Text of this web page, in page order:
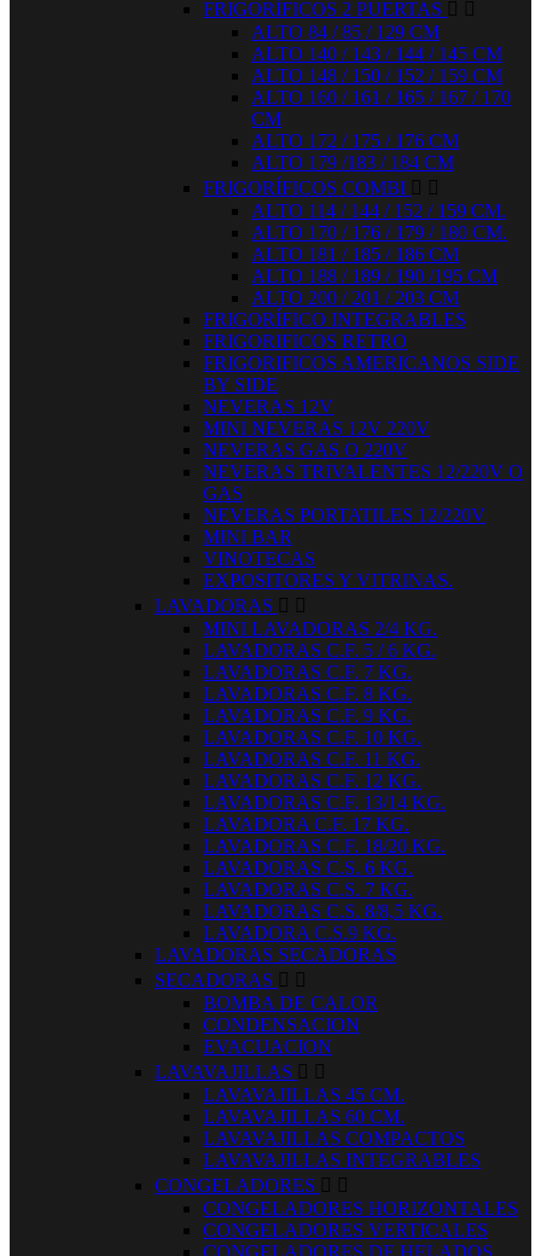
FRIGORÍFICOS 2 PUERTAS  
ALTO 84 / 85 / 129 CM
ALTO 140 / 143 / 144 / 145 CM
ALTO 148 / 150 / 152 / 159 CM
ALTO 160 / 161 / 165 / 167 / 170
CM
ALTO 172 / 175 / 176 CM
ALTO 179 /183 / 184 CM
FRIGORÍFICOS COMBI  
ALTO 114 / 144 / 152 / 159 CM.
ALTO 170 / 176 / 179 / 180 CM.
ALTO 181 / 185 / 186 CM
ALTO 188 / 189 / 190 /195 CM
ALTO 200 / 201 / 203 CM
FRIGORÍFICO INTEGRABLES
FRIGORIFICOS RETRO
FRIGORIFICOS AMERICANOS SIDE
BY SIDE
NEVERAS 12V
MINI NEVERAS 12V 220V
NEVERAS GAS O 220V
NEVERAS TRIVALENTES 12/220V O
GAS
NEVERAS PORTATILES 12/220V
MINI BAR
VINOTECAS
EXPOSITORES Y VITRINAS.
LAVADORAS  
MINI LAVADORAS 2/4 KG.
LAVADORAS C.F. 5 / 6 KG.
LAVADORAS C.F. 7 KG.
LAVADORAS C.F. 8 KG.
LAVADORAS C.F. 9 KG.
LAVADORAS C.F. 10 KG.
LAVADORAS C.F. 11 KG.
LAVADORAS C.F. 12 KG.
LAVADORAS C.F. 13/14 KG.
LAVADORA C.F. 17 KG.
LAVADORAS C.F. 18/20 KG.
LAVADORAS C.S. 6 KG.
LAVADORAS C.S. 7 KG.
LAVADORAS C.S. 8/8,5 KG.
LAVADORA C.S.9 KG.
LAVADORAS SECADORAS
SECADORAS  
BOMBA DE CALOR
CONDENSACION
EVACUACION
LAVAVAJILLAS  
LAVAVAJILLAS 45 CM.
LAVAVAJILLAS 60 CM.
LAVAVAJILLAS COMPACTOS
LAVAVAJILLAS INTEGRABLES
CONGELADORES  
CONGELADORES HORIZONTALES
CONGELADORES VERTICALES
CONGELADORES DE HELADOS